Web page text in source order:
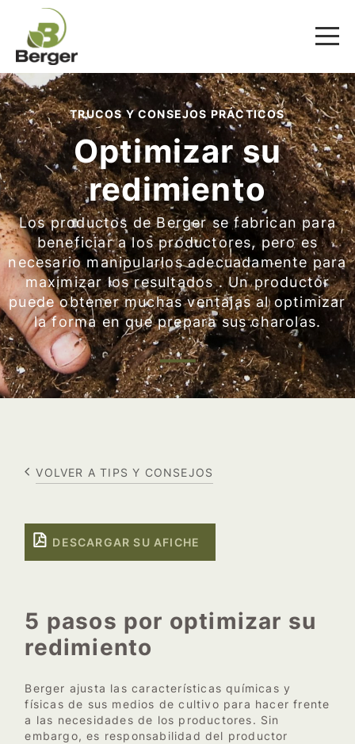
TRUCOS Y CONSEJOS PRÁCTICOS
Optimizar su
redimiento
Los productos de Berger se fabrican para
beneficiar a los productores, pero es
necesario manipularlos adecuadamente para
maximizar los resultados . Un productor
puede obtener muchas ventajas al optimizar
la forma en que prepara sus charolas.
VOLVER A TIPS Y CONSEJOS
DESCARGAR SU AFICHE
5 pasos por optimizar su
redimiento
Berger ajusta las características químicas y
físicas de sus medios de cultivo para hacer frente
a las necesidades de los productores. Sin
embargo, es responsabilidad del productor